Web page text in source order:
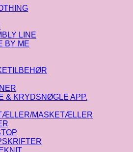
LINE
BY ME
& KRYDSNØGLE APP.
MASKETÆLLER